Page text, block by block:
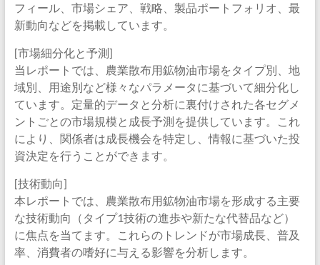
フィール、市場シェア、戦略、製品ポートフォリオ、最
新動向などを掲載しています。
[市場細分化と予測]
当レポートでは、農業散布用鉱物油市場をタイプ別、地
域別、用途別など様々なパラメータに基づいて細分化し
ています。定量的データと分析に裏付けされた各セグメ
ントごとの市場規模と成長予測を提供しています。これ
により、関係者は成長機会を特定し、情報に基づいた投
資決定を行うことができます。
[技術動向]
本レポートでは、農業散布用鉱物油市場を形成する主要
な技術動向（タイプ1技術の進歩や新たな代替品など）
に焦点を当てます。これらのトレンドが市場成長、普及
率、消費者の嗜好に与える影響を分析します。